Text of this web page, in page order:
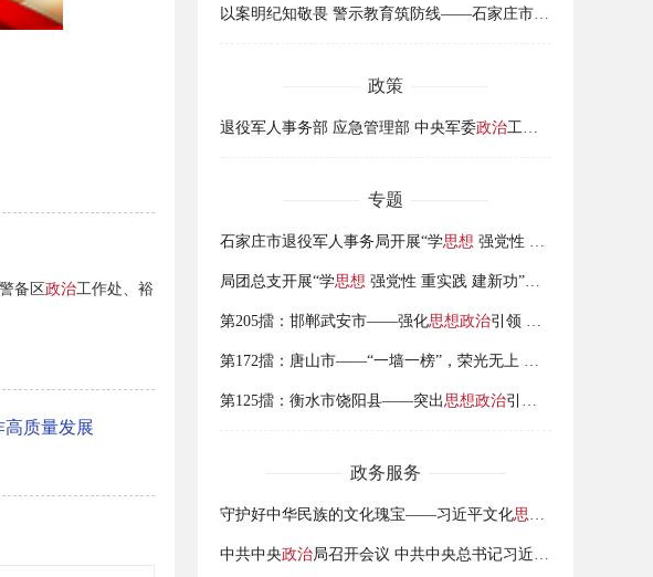
备区政治工作处、裕
质量发展
以案明纪知敬畏 警示教育筑防线——石家庄市退役军人事务局召开
政策
退役军人事务部 应急管理部 中央军委政治工作部关于印发《烈士评定工作办法》的通知
专题
石家庄市退役军人事务局开展“学思想 强党性 重实践 建新功”主题党日活动
局团总支开展“学思想 强党性 重实践 建新功”主题团日活动
第205擂：邯郸武安市——强化思想政治引领 引导退役军人努力奉献社会
第172擂：唐山市——“一墙一榜”，荣光无上 探索退役军人
第125擂：衡水市饶阳县——突出思想政治引领 提升服务保障水平
政务服务
守护好中华民族的文化瑰宝——习近平文化思想
中共中央政治局召开会议 中共中央总书记习近平主持会议